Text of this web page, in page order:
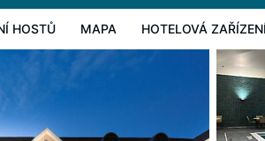
HOSTŮ MAPA HOTELOVÁ ZAŘÍZENÍ